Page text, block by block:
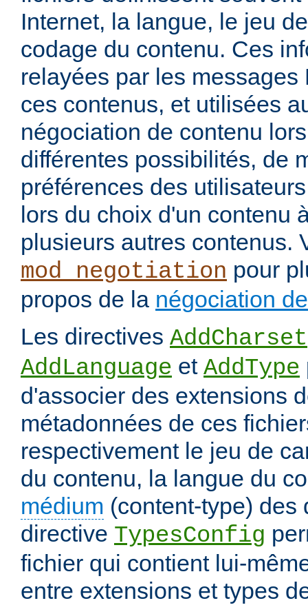
Internet, la langue, le jeu
codage du contenu. Ces
relayées par les
ces contenus, et utilisées
négociation de contenu
différentes possibilités, de
préférences des
lors du choix d'un contenu
plusieurs autres contenus.
mod_negotiation pour
propos de la négociation
Les directives AddCharset
AddLanguage et AddType
d'associer des extensions
métadonnées de ces
respectivement le jeu de
du contenu, la langue du
médium (content-type) des
directive TypesConfig
fichier qui contient lui-
entre extensions et types